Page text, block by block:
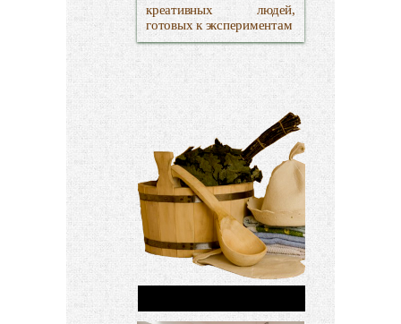
креативных людей,
готовых к экспериментам